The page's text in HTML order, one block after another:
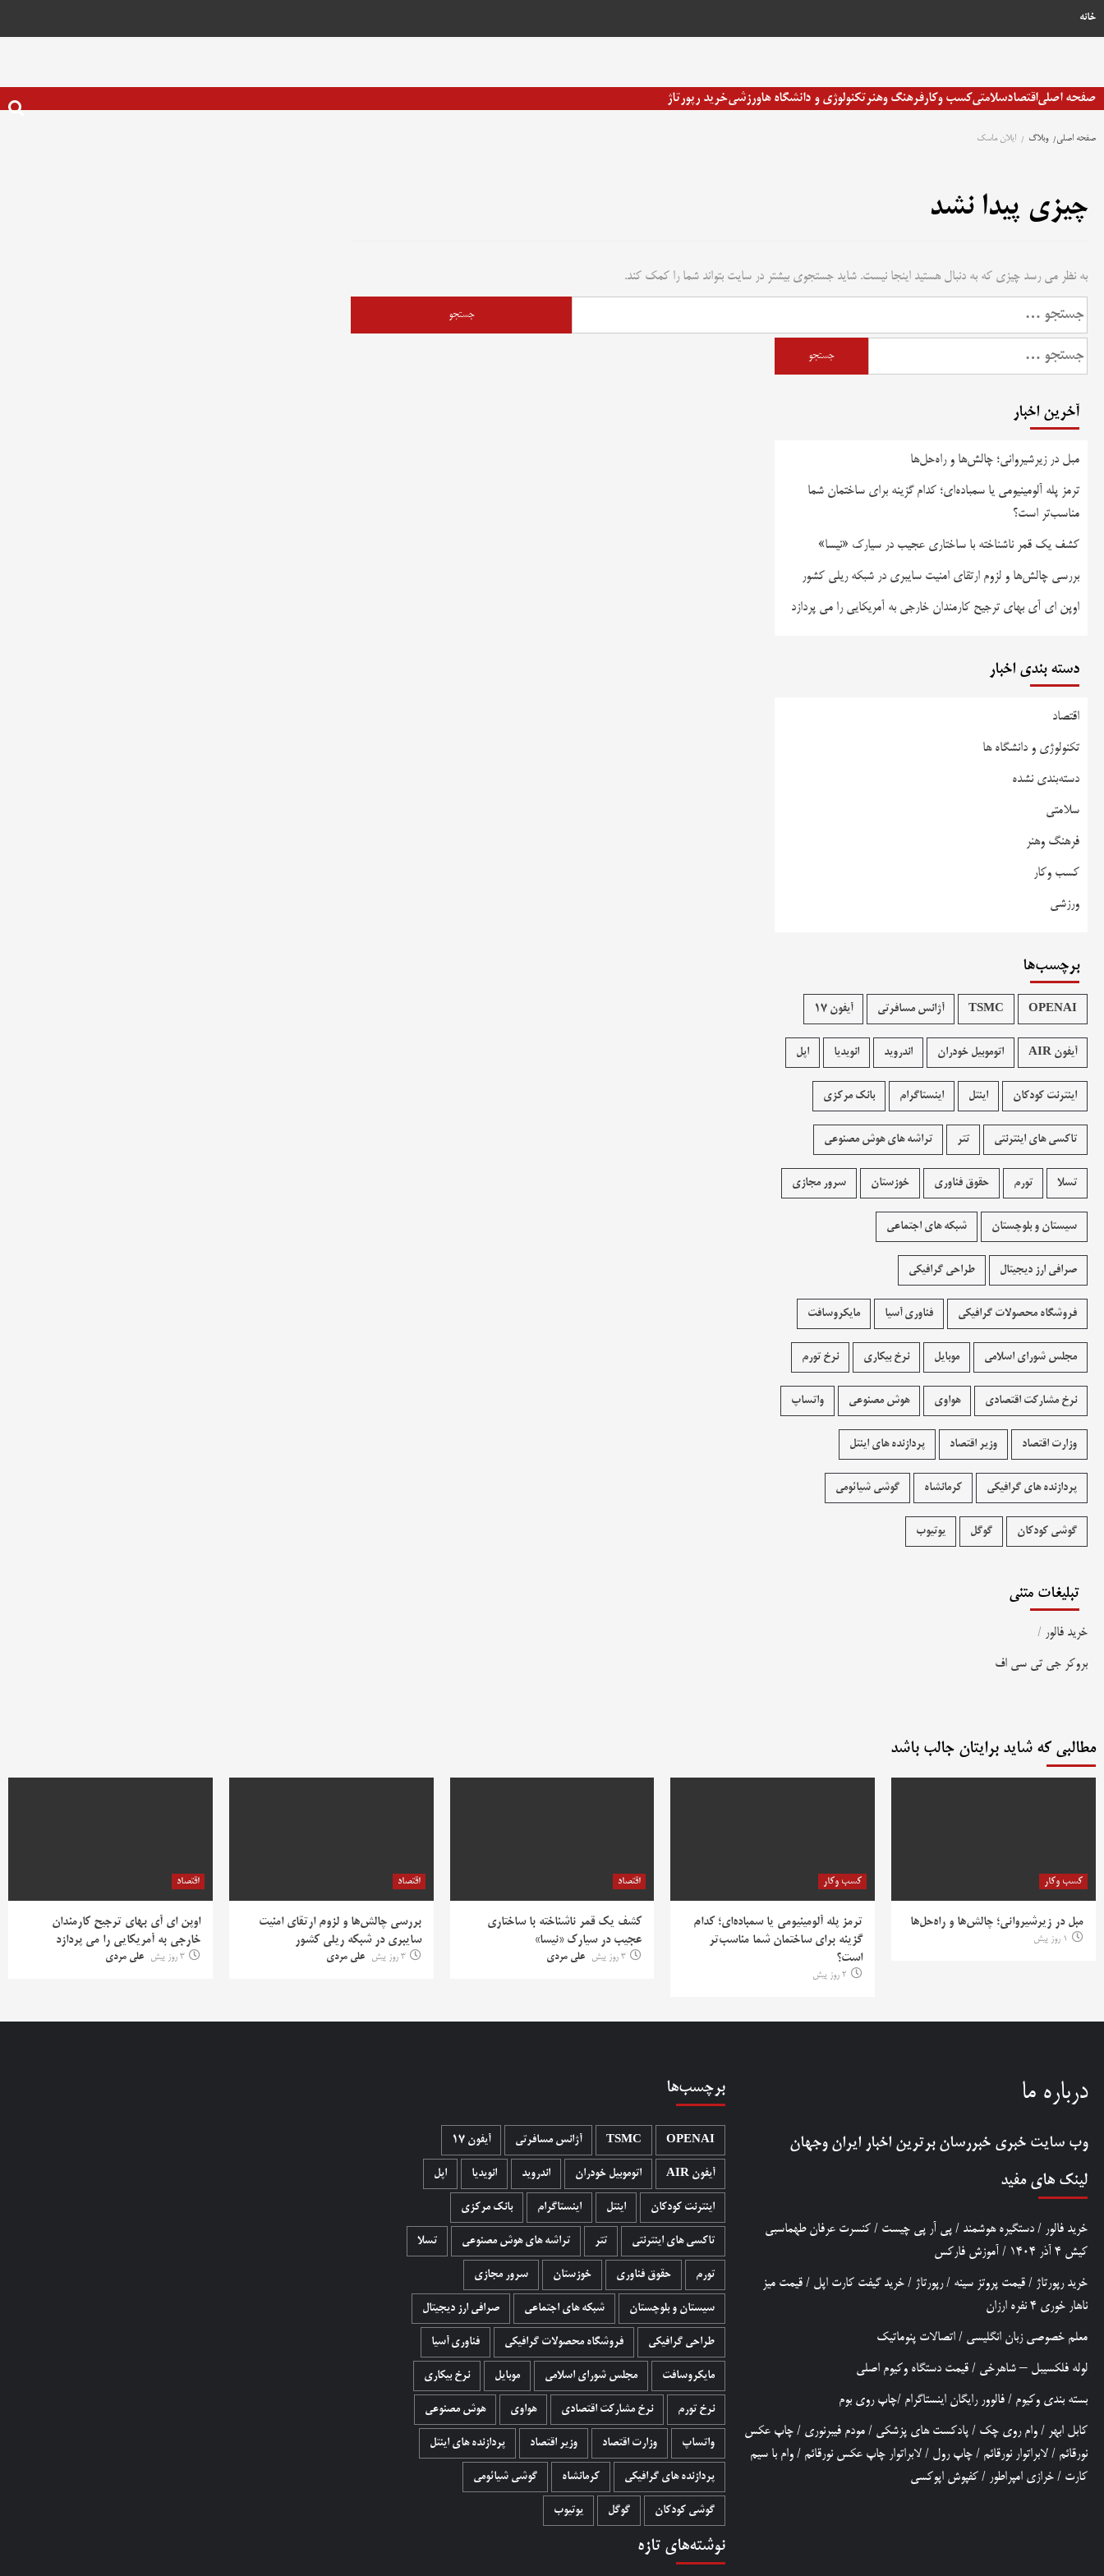
پرش
به
خانه
صفحه اصلیاقتصادسلامتیکسب وکارفرهنگ وهنرتکنولوژی و دانشگاه هاورزشیخرید رپورتاژ
صفحه اصلی وبلاگ ایلان ماسک
چیزی پیدا نشد
به نظر می رسد چیزی که به دنبال هستید اینجا نیست. شاید جستجوی بیشتر در سایت بتواند شما را کمک کند.
جستجو
برای:
جستجو
برای:
آخرین اخبار
مبل در زیرشیروانی؛ چالش‌ها و راه‌حل‌ها
ترمز پله آلومینیومی یا سمباده‌ای؛ کدام گزینه برای ساختمان شما
مناسب‌تر است؟
کشف یک قمر ناشناخته با ساختاری عجیب در سیارک «نیسا»
بررسی چالش‌ها و لزوم ارتقای امنیت سایبری در شبکه ریلی کشور
اوپن ای آی بهای ترجیح کارمندان خارجی به آمریکایی را می پردازد
دسته بندی اخبار
اقتصاد
تکنولوژی و دانشگاه ها
دسته‌بندی نشده
سلامتی
فرهنگ وهنر
کسب وکار
ورزشی
برچسب‌ها
OPENAI
TSMC آژانس مسافرتی آیفون 17
آیفون AIR اتوموبیل خودران اندروید انویدیا اپل
اینترنت کودکان اینتل اینستاگرام بانک مرکزی
تاکسی های اینترنتی تتر تراشه های هوش مصنوعی
تسلا تورم حقوق فناوری خوزستان سرور مجازی
سیستان و بلوچستان شبکه های اجتماعی
صرافی ارز دیجیتال طراحی گرافیکی
فروشگاه محصولات گرافيکی فناوری آسیا مایکروسافت
مجلس شورای اسلامی موبایل نرخ بیکاری نرخ تورم
نرخ مشارکت اقتصادی هواوی هوش مصنوعی واتساپ
وزارت اقتصاد وزیر اقتصاد پردازنده های اینتل
پردازنده های گرافیکی کرمانشاه گوشی شیائومی
گوشی کودکان گوگل یوتیوب
تبلیغات متنی
خرید فالور /
بروکر جی تی سی اف
مطالبی که شاید برایتان جالب باشد
کسب وکار
مبل در زیرشیروانی؛ چالش‌ها و راه‌حل‌ها
1 روز پیش
کسب وکار
ترمز پله آلومینیومی یا سمباده‌ای؛ کدام
گزینه برای ساختمان شما مناسب‌تر
است؟
2 روز پیش
اقتصاد
کشف یک قمر ناشناخته با ساختاری
عجیب در سیارک «نیسا»
3 روز پیش علی مردی
اقتصاد
بررسی چالش‌ها و لزوم ارتقای امنیت
سایبری در شبکه ریلی کشور
3 روز پیش علی مردی
اقتصاد
اوپن ای آی بهای ترجیح کارمندان
خارجی به آمریکایی را می پردازد
3 روز پیش علی مردی
درباره ما
وب سایت خبری خبررسان برترین اخبار ایران وجهان
لینک های مفید
خرید فالور / دستگیره هوشمند / پی آر پی چیست / کنسرت عرفان طهماسبی
کیش 4 آذر 1404
/ آموزش فارکس
خرید رپورتاژ / قیمت پروتز سینه /رپورتاژ / خرید گیفت کارت اپل / قیمت میز
ناهار خوری 4 نفره ارزان
معلم خصوصی زبان انگلیسی / اتصالات پنوماتیک
لوله فلکسیبل – شاهرخی / قیمت دستگاه وکیوم اصلی
بسته بندی وکیوم / فالوور رایگان اینستاگرام /چاپ روی بوم
کابل ابهر / وام روی چک / پادکست های پزشکی / مودم فیبرنوری / چاپ عکس
نورقائم / لابراتوار نورقائم / چاپ رول / لابراتوار چاپ عکس نورقائم / وام با سیم
کارت / خرازی امپراطور / کفپوش اپوکسی
برچسب‌ها
OPENAI
TSMC آژانس مسافرتی آیفون 17
آیفون AIR اتوموبیل خودران اندروید انویدیا اپل
اینترنت کودکان اینتل اینستاگرام بانک مرکزی
تاکسی های اینترنتی تتر تراشه های هوش مصنوعی تسلا
تورم حقوق فناوری خوزستان سرور مجازی
سیستان و بلوچستان شبکه های اجتماعی صرافی ارز دیجیتال
طراحی گرافیکی فروشگاه محصولات گرافيکی فناوری آسیا
مایکروسافت مجلس شورای اسلامی موبایل نرخ بیکاری
نرخ تورم نرخ مشارکت اقتصادی هواوی هوش مصنوعی
واتساپ وزارت اقتصاد وزیر اقتصاد پردازنده های اینتل
پردازنده های گرافیکی کرمانشاه گوشی شیائومی
گوشی کودکان گوگل یوتیوب
نوشته‌های تازه